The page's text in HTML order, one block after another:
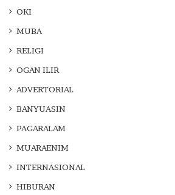
OKI
MUBA
RELIGI
OGAN ILIR
ADVERTORIAL
BANYUASIN
PAGARALAM
MUARAENIM
INTERNASIONAL
HIBURAN